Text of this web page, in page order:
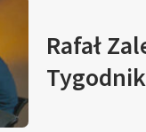
Rafał